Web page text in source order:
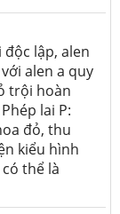
lập, alen
alen a quy
trội hoàn
lai P:
đỏ, thu
kiểu hình
thể là